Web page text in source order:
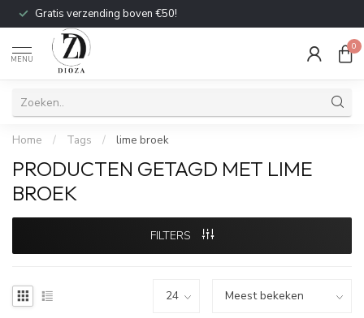
Gratis verzending boven €50!
MENU
0
Home / Tags / lime broek
PRODUCTEN GETAGD MET LIME
BROEK
FILTERS